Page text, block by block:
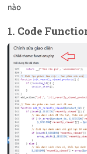
nào
1. Code